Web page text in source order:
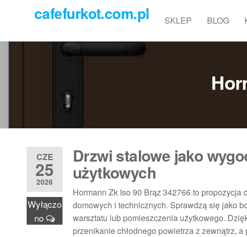
cafefurkot.com.pl SKLEP BLOG
CZE
25
2026
Wyłączo
no
Drzwi stalowe jako
użytkowych
Hormann Zk Iso 90 Brąz 342766 to
domowych i technicznych. Sprawdzą się jako
warsztatu lub pomieszczenia użytkowego.
przenikanie chłodnego powietrza z zewnątrz,